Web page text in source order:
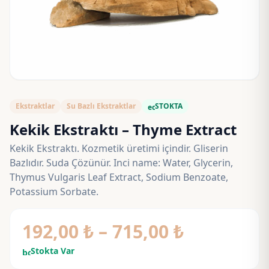
Ekstraktlar Su Bazlı Ekstraktlar ecoSTOKTA
Kekik Ekstraktı – Thyme Extract
Kekik Ekstraktı. Kozmetik üretimi içindir. Gliserin
Bazlıdır. Suda Çözünür. Inci name: Water, Glycerin,
Thymus Vulgaris Leaf Extract, Sodium Benzoate,
Potassium Sorbate.
192,00 ₺ – 715,00 ₺Fiyat
boltStokta Var